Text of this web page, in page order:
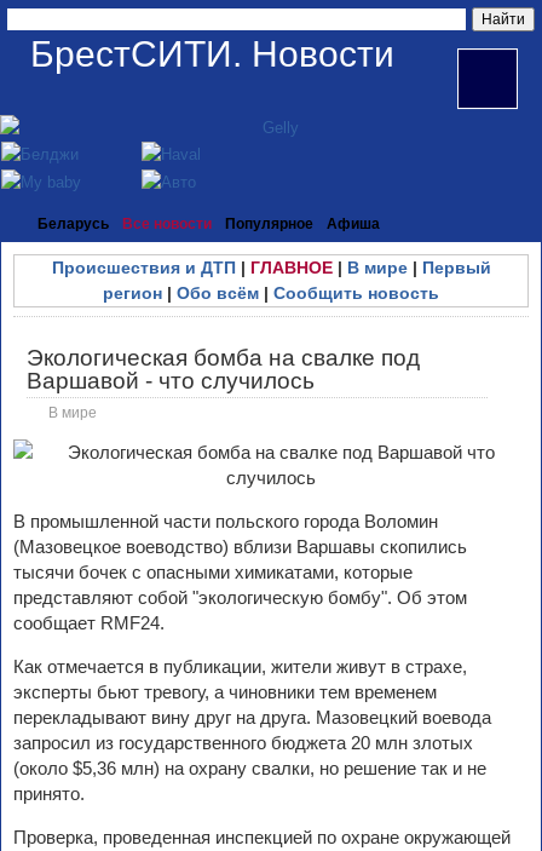
БрестСИТИ. Новости
Беларусь Все новости Популярное Афиша
Происшествия и ДТП| ГЛАВНОЕ| В мире| Первый
регион | Обо всём | Сообщить новость
Экологическая бомба на свалке под
Варшавой - что случилось
В мире
В промышленной части польского города Воломин
(Мазовецкое воеводство) вблизи Варшавы скопились
тысячи бочек с опасными химикатами, которые
представляют собой "экологическую бомбу". Об этом
сообщает RMF24.
Как отмечается в публикации, жители живут в страхе,
эксперты бьют тревогу, а чиновники тем временем
перекладывают вину друг на друга. Мазовецкий воевода
запросил из государственного бюджета 20 млн злотых
(около $5,36 млн) на охрану свалки, но решение так и не
принято.
Проверка, проведенная инспекцией по охране окружающей